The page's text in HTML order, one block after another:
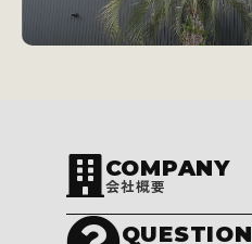
COMPANY
会社概要
QUESTION